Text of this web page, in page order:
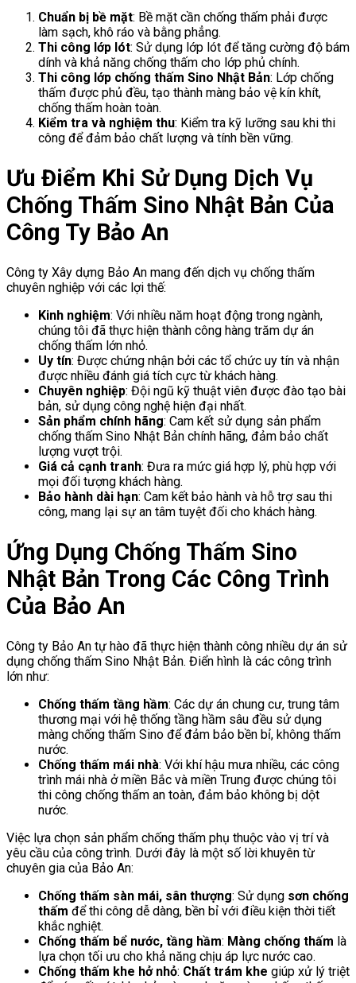
Chuẩn bị bề mặt: Bề mặt cần chống thấm phải được
làm sạch, khô ráo và bằng phẳng.
Thi công lớp lót: Sử dụng lớp lót để tăng cường độ bám
dính và khả năng chống thấm cho lớp phủ chính.
Thi công lớp chống thấm Sino Nhật Bản: Lớp chống
thấm được phủ đều, tạo thành màng bảo vệ kín khít,
chống thấm hoàn toàn.
Kiểm tra và nghiệm thu: Kiểm tra kỹ lưỡng sau khi thi
công để đảm bảo chất lượng và tính bền vững.
Ưu Điểm Khi Sử Dụng Dịch Vụ
Chống Thấm Sino Nhật Bản Của
Công Ty Bảo An
Công ty Xây dựng Bảo An mang đến dịch vụ chống thấm
chuyên nghiệp với các lợi thế:
Kinh nghiệm: Với nhiều năm hoạt động trong ngành,
chúng tôi đã thực hiện thành công hàng trăm dự án
chống thấm lớn nhỏ.
Uy tín: Được chứng nhận bởi các tổ chức uy tín và nhận
được nhiều đánh giá tích cực từ khách hàng.
Chuyên nghiệp: Đội ngũ kỹ thuật viên được đào tạo bài
bản, sử dụng công nghệ hiện đại nhất.
Sản phẩm chính hãng: Cam kết sử dụng sản phẩm
chống thấm Sino Nhật Bản chính hãng, đảm bảo chất
lượng vượt trội.
Giá cả cạnh tranh: Đưa ra mức giá hợp lý, phù hợp với
mọi đối tượng khách hàng.
Bảo hành dài hạn: Cam kết bảo hành và hỗ trợ sau thi
công, mang lại sự an tâm tuyệt đối cho khách hàng.
Ứng Dụng Chống Thấm Sino
Nhật Bản Trong Các Công Trình
Của Bảo An
Công ty Bảo An tự hào đã thực hiện thành công nhiều dự án sử
dụng chống thấm Sino Nhật Bản. Điển hình là các công trình
lớn như:
Chống thấm tầng hầm: Các dự án chung cư, trung tâm
thương mại với hệ thống tầng hầm sâu đều sử dụng
màng chống thấm Sino để đảm bảo bền bỉ, không thấm
nước.
Chống thấm mái nhà: Với khí hậu mưa nhiều, các công
trình mái nhà ở miền Bắc và miền Trung được chúng tôi
thi công chống thấm an toàn, đảm bảo không bị dột
nước.
Việc lựa chọn sản phẩm chống thấm phụ thuộc vào vị trí và
yêu cầu của công trình. Dưới đây là một số lời khuyên từ
chuyên gia của Bảo An:
Chống thấm sàn mái, sân thượng: Sử dụng sơn chống
thấm để thi công dễ dàng, bền bỉ với điều kiện thời tiết
khắc nghiệt.
Chống thấm bể nước, tầng hầm: Màng chống thấm là
lựa chọn tối ưu cho khả năng chịu áp lực nước cao.
Chống thấm khe hở nhỏ: Chất trám khe giúp xử lý triệt